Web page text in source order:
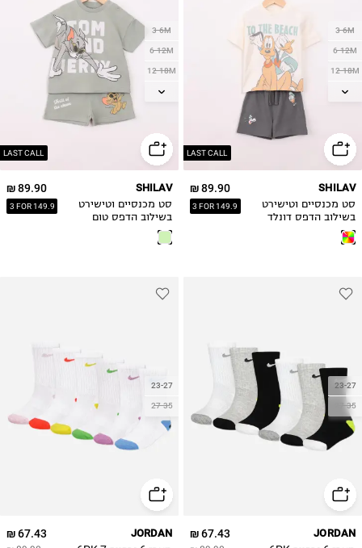
LAST CALL
3-6M
6-12M
12-18M
18-24M
3Y
4Y
5Y
6Y
89.90 ₪
3 FOR 149.9
SHILAV
סט מכנסיים וטישירט
בשילוב הדפס דונלד
דאק וגופי
LAST CALL
3-6M
6-12M
12-18M
18-24M
4Y
5Y
6Y
89.90 ₪
3 FOR 149.9
SHILAV
סט מכנסיים וטישירט
בשילוב הדפס טום
וגרי
23-27
27-35
67.43 ₪ JORDAN
23-27
27-35
67.43 ₪ JORDAN